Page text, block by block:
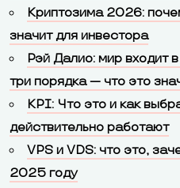
Криптозима 2026:
значит для инвестора
Рэй Далио: мир входит
три порядка — что это
KPI: Что это и как
действительно работают
VPS и VDS: что это,
2025 году